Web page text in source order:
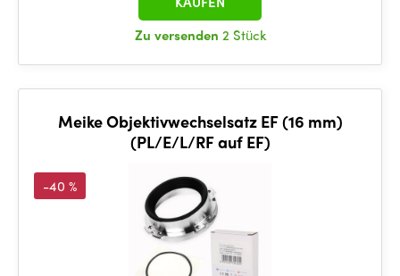
Zu versenden 2 Stück
Meike Objektivwechselsatz EF (16 mm)
(PL/E/L/RF auf EF)
-40 %